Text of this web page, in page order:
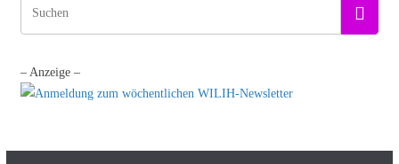
– Anzeige –